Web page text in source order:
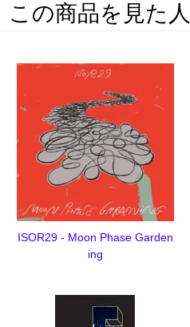
この商品を見た
ISOR29 - Moon Phase Garden
ing